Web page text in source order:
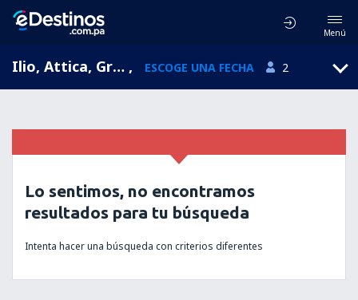
Menú
Ilio, Attica, Grecia , ESCOGE UNA FECHA 2
Lo sentimos, no encontramos
resultados para tu búsqueda
Intenta hacer una búsqueda con criterios diferentes